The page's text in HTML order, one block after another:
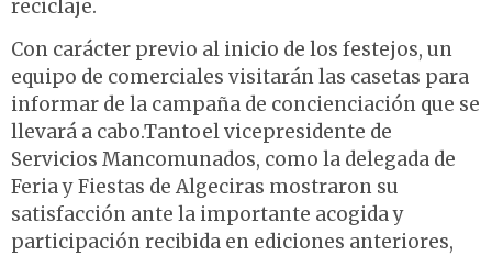
reciclaje.
Con carácter previo al inicio de los festejos, un
equipo de comerciales visitarán las casetas para
informar de la campaña de concienciación que se
llevará a cabo.Tantoel vicepresidente de
Servicios Mancomunados, como la delegada de
Feria y Fiestas de Algeciras mostraron su
satisfacción ante la importante acogida y
participación recibida en ediciones anteriores,